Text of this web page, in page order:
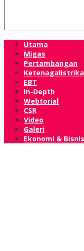
Utama
Migas
Pertambangan
EBT
In-Depth
Webtorial
CSR
Video
Galeri
Ekonomi & Bisnis